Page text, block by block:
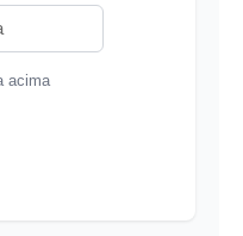
acima